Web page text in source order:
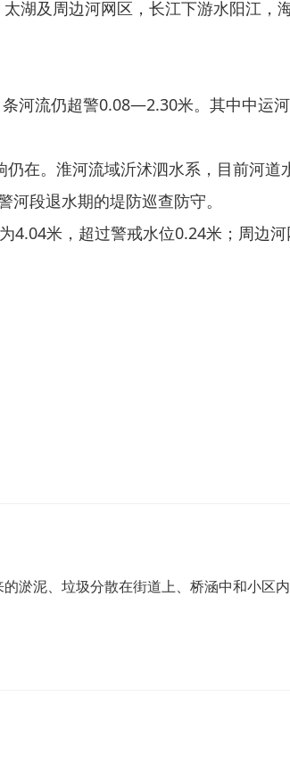
及周边河网区，长江下游水阳江，
流仍超警0.08—2.30米。其中中运
。淮河流域沂沭泗水系，目前河道
段退水期的堤防巡查防守。
米，超过警戒水位0.24米；周边
泥、垃圾分散在街道上、桥涵中和小区